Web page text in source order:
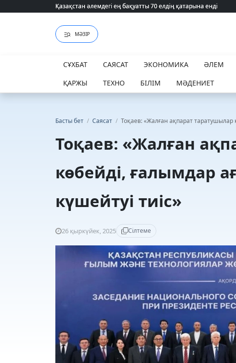
Қазақстан әлемдегі ең бақуатты 70 елдің қатарына енді
Қазақстан әлемдегі ең бақуатты 70 елдің қатарына енді
МӘЗІР
СҰХБАТ САЯСАТ ЭКОНОМИКА ӘЛЕМ
ҚАРЖЫ
ТЕХНО БІЛІМ МӘДЕНИЕТ
Басты бет / Саясат / Тоқаев: «Жалған ақпарат таратушылар
Тоқаев: «Жалған
көбейді, ғалымдар
күшейтуі тиіс»
26 қыркүйек, 2025 Сілтеме